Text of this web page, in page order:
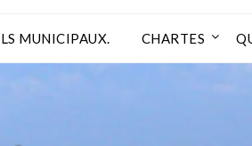
MUNICIPAUX. CHARTES